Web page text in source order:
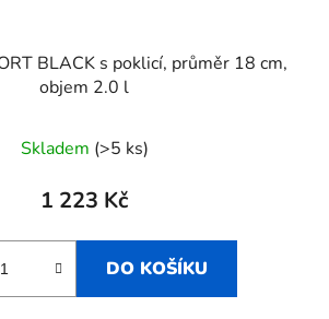
BLACK s poklicí, průměr 18 cm,
objem 2.0 l
Skladem (>5 ks)
1 223 Kč
DO KOŠÍKU